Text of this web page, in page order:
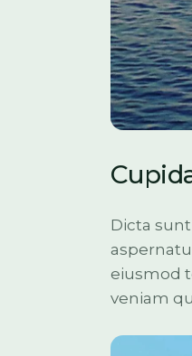
Dicta
eiusmod
veniam